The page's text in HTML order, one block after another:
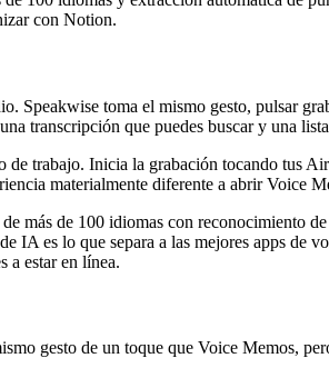
con Notion.
Speakwise toma el mismo gesto, pulsar
transcripción que puedes buscar y una
trabajo. Inicia la grabación tocando tus
materialmente diferente a abrir Voice
más de 100 idiomas con reconocimiento
IA es lo que separa a las mejores apps
a estar en línea.
gesto de un toque que Voice Memos,